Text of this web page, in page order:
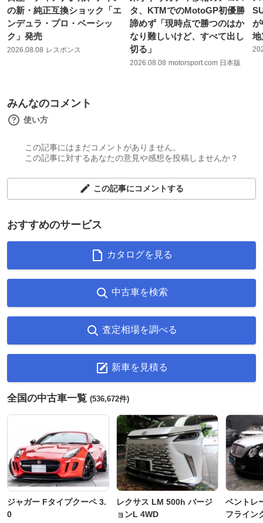
の新・純正互換ショック「エ
ンデュラ・プロ・ベーシッ
ク」発売
2026.08.08 レスポンス
タ、KTMでのMotoGP初優勝
諦めず「現時点で勝つのはか
なり難しいけど、すべて出し
切る」
2026.08.08 motorsport.com 日本版
が
地
みんなのコメント
使い方
この記事にはまだコメントがありません。
この記事に対するあなたの意見や感想を投稿しませんか？
この記事にコメントする
おすすめのサービス
カタログを見る
中古車を検索
査定相場を調べる
新車を見積る
全国の中古車一覧 (536,672件)
ジャガー Fタイプクーペ 3.
0
レクサス LM 500h バージ
ョンL 4WD
ベントレ
フライン